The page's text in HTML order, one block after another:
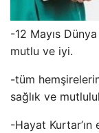
-12 Mayıs
mutlu ve iyi.
-tüm
sağlık ve
-Hayat